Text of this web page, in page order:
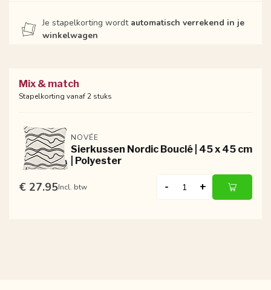
Je stapelkorting wordt automatisch verrekend in je
winkelwagen
Mix & match
Stapelkorting vanaf 2 stuks
NOVÉE
Sierkussen Nordic Bouclé | 45 x 45 cm
| Polyester
€ 27.95Incl. btw - +